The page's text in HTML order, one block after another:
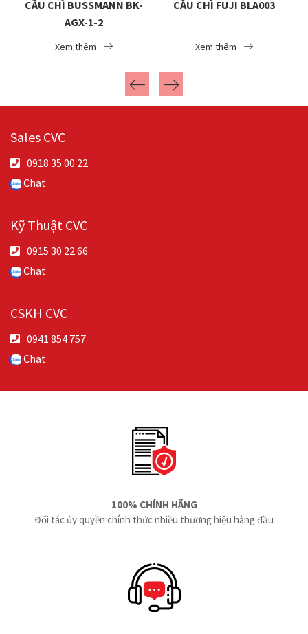
CẦU CHÌ BUSSMANN BK-
AGX-1-2
Xem thêm
CẦU CHÌ FUJI BLA003
Xem thêm
Sales CVC
0918 35 00 22
Chat
Kỹ Thuật CVC
0915 30 22 66
Chat
CSKH CVC
0941 854 757
Chat
100% CHÍNH HÃNG
Đối tác ủy quyền chính thức nhiều thương hiệu hàng đầu